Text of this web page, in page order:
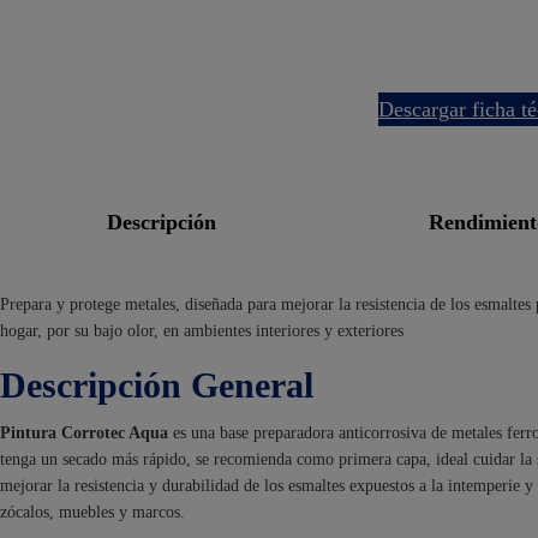
descargar ficha
descripción
Prepara y protege metales, diseñada para mejorar la resistencia de los
hogar, por su bajo olor, en ambientes interiores y exteriores
Descripción General
Pintura Corrotec Aqua es una base preparadora anticorrosiva de metales
tenga un secado más rápido, se recomienda como primera capa, ideal cuidar
mejorar la resistencia y durabilidad de los esmaltes expuestos a la intemperie
zócalos, muebles y marcos.